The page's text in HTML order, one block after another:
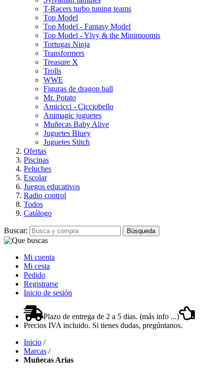
T-Racers turbo tuning teams
Top Model
Top Model - Fantasy Model
Top Model - Ylvy & the Minimoomis
Tortugas Ninja
Transformers
Treasure X
Trolls
WWE
Figuras de dragon ball
Mr. Potato
Amicicci - Cicciobello
Animagic juguetes
Muñecas Baby Alive
Juguetes Bluey
Juguetes Stitch
Ofertas
Piscinas
Peluches
Escolar
Juegos educativos
Radio control
Todos
Catálogo
Buscar: Búsqueda
Mi cuenta
Mi cesta
Pedido
Registrarse
Inicio de sesión
Plazo de entrega de 2 a 5 dias. (más info ...)
Precios IVA incluido. Si tienes dudas, pregúntanos.
Inicio /
Marcas /
Muñecas Arias